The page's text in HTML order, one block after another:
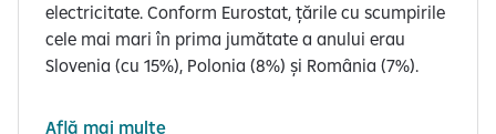
electricitate. Conform Eurostat, țările cu scumpirile
cele mai mari în prima jumătate a anului erau
Slovenia (cu 15%), Polonia (8%) și România (7%).
Află mai multe